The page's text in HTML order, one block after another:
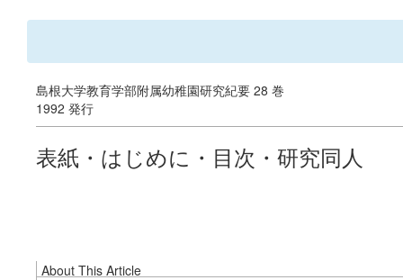
島根大学教育学部附属幼稚園研究紀要 28 巻
1992 発行
表紙・はじめに・目次・研究同人
About This Article